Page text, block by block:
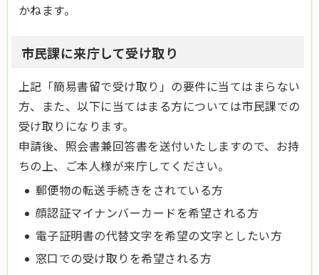
かねます。
市民課に来庁して受け取り
上記「簡易書留で受け取り」の要件に当てはまらない
方、また、以下に当てはまる方については市民課での
受け取りになります。
申請後、照会書兼回答書を送付いたしますので、お持
ちの上、ご本人様が来庁してください。
郵便物の転送手続きをされている方
顔認証マイナンバーカードを希望される方
電子証明書の代替文字を希望の文字としたい方
窓口での受け取りを希望される方